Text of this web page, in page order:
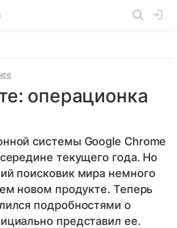
операционка
системы Google Chrome
текущего года. Но
поисковик мира немного
новом продукте. Теперь
подробностями о
представил ее.